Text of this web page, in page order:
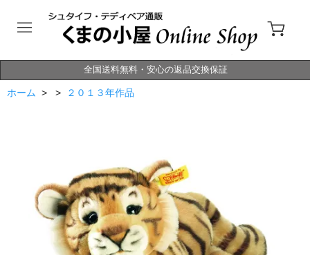
全国送料無料・安心の返品交換保証
ホーム > > ２０１３年作品